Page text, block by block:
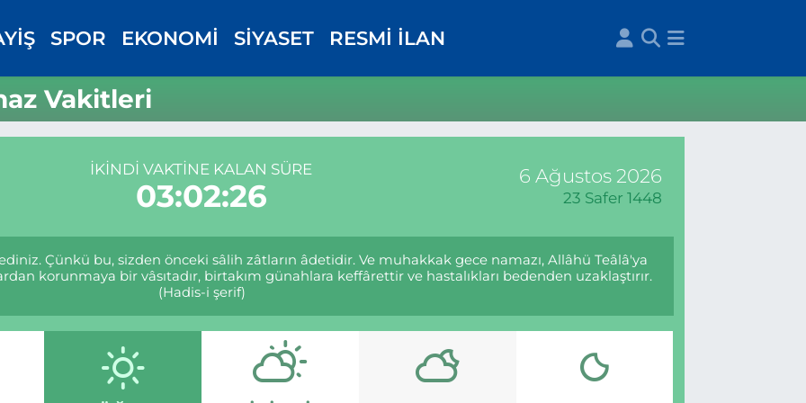
SPOR EKONOMİ SİYASET RESMİ İLAN
Vakitleri
İKINDI VAKTINE KALAN SÜRE
03:02:25
6 Ağustos 2026
23 Safer 1448
Çünkü bu, sizden önceki sâlih zâtların âdetidir. Ve muhakkak gece namazı, Allâhü Teâlâ'ya
korunmaya bir vâsıtadır, birtakım günahlara keffârettir ve hastalıkları bedenden uzaklaştırır.
(Hadis-i şerif)